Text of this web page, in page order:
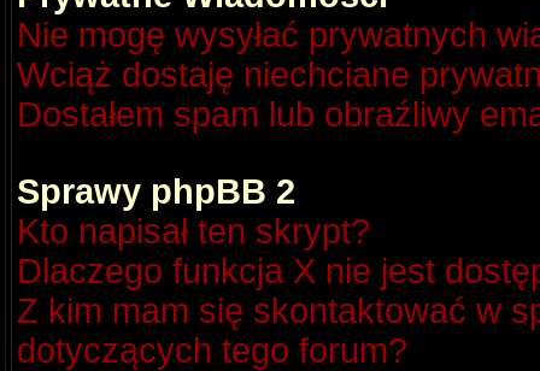
Nie mogę wysyłać prywatnych
Wciąż dostaję niechciane
Dostałem spam lub obraźliwy
Sprawy phpBB 2
Kto napisał ten skrypt?
Dlaczego funkcja X nie jest
Z kim mam się skontaktować w
dotyczących tego forum?